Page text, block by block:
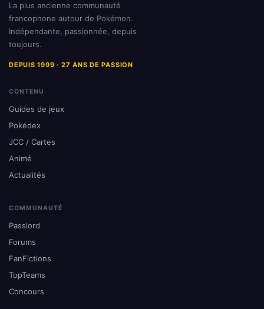
La plus ancienne communauté
francophone autour de Pokémon.
Indépendante, passionnée, depuis
toujours.
DEPUIS 1999 · 27 ANS DE PASSION
CONTENU
Guides de jeux
Pokédex
JCC / Cartes
Animé
Actualités
COMMUNAUTÉ
Passlord
Forums
FanFictions
TopTeams
Concours